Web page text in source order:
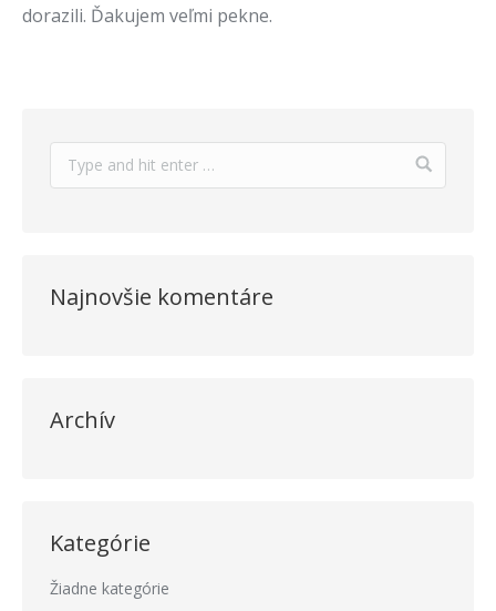
dorazili. Ďakujem veľmi pekne.
Najnovšie komentáre
Archív
Kategórie
Žiadne kategórie